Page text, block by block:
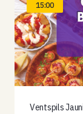
15:00
Ventspils